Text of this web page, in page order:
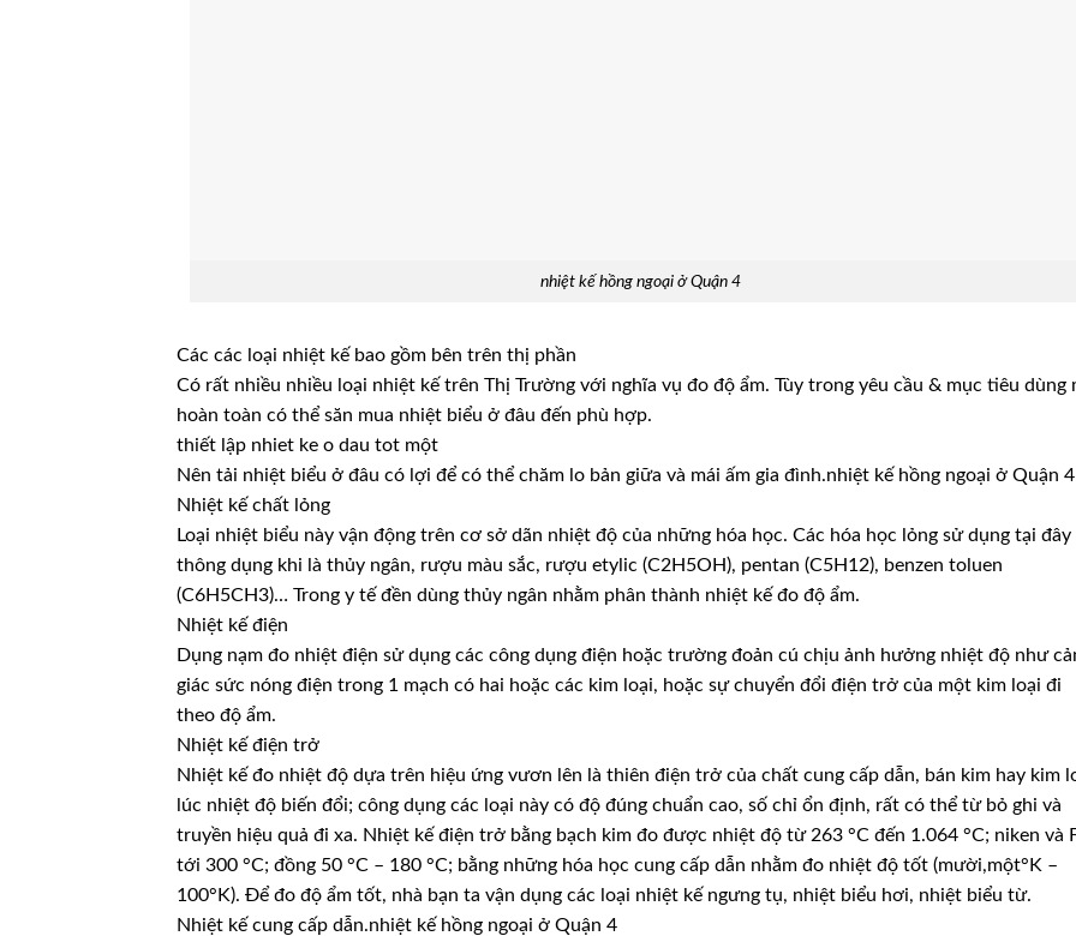
nhiệt kế hồng ngoại ở Quận 4
Các các loại nhiệt kế bao gồm bên trên thị phần
Có rất nhiều nhiều loại nhiệt kế trên Thị Trường với nghĩa vụ đo độ ẩm. Tùy trong yêu cầu & mục tiêu dùng
hoàn toàn có thể săn mua nhiệt biểu ở đâu đến phù hợp.
thiết lập nhiet ke o dau tot một
Nên tải nhiệt biểu ở đâu có lợi để có thể chăm lo bản giữa và mái ấm gia đình.nhiệt kế hồng ngoại ở Quận 4
Nhiệt kế chất lỏng
Loại nhiệt biểu này vận động trên cơ sở dãn nhiệt độ của những hóa học. Các hóa học lỏng sử dụng tại đây
thông dụng khi là thủy ngân, rượu màu sắc, rượu etylic (C2H5OH), pentan (C5H12), benzen toluen
(C6H5CH3)… Trong y tế đền dùng thủy ngân nhằm phân thành nhiệt kế đo độ ẩm.
Nhiệt kế điện
Dụng nạm đo nhiệt điện sử dụng các công dụng điện hoặc trường đoản cú chịu ảnh hưởng nhiệt độ như
giác sức nóng điện trong 1 mạch có hai hoặc các kim loại, hoặc sự chuyển đổi điện trở của một kim loại đi
theo độ ẩm.
Nhiệt kế điện trở
Nhiệt kế đo nhiệt độ dựa trên hiệu ứng vươn lên là thiên điện trở của chất cung cấp dẫn, bán kim hay kim
lúc nhiệt độ biến đổi; công dụng các loại này có độ đúng chuẩn cao, số chỉ ổn định, rất có thể từ bỏ ghi và
truyền hiệu quả đi xa. Nhiệt kế điện trở bằng bạch kim đo được nhiệt độ từ 263 °C đến 1.064 °C; niken và
tới 300 °C; đồng 50 °C – 180 °C; bằng những hóa học cung cấp dẫn nhằm đo nhiệt độ tốt (mười,một°K –
100°K). Để đo độ ẩm tốt, nhà bạn ta vận dụng các loại nhiệt kế ngưng tụ, nhiệt biểu hơi, nhiệt biểu từ.
Nhiệt kế cung cấp dẫn.nhiệt kế hồng ngoại ở Quận 4